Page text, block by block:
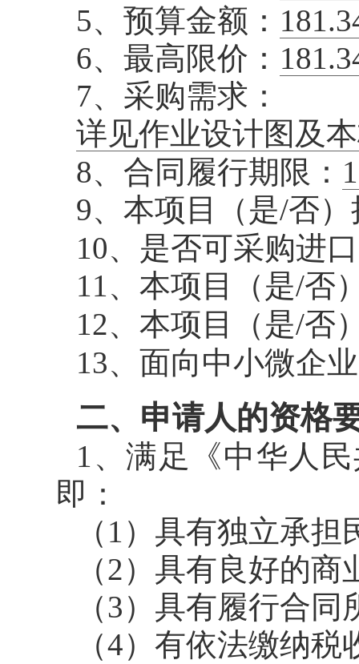
5、预算金额：
6、最高限价：
7、采购需求：
详见作业设计图及
8、合同履行期限：
9、本项目（是/否
10、是否可采购进
11、本项目（是/否
12、本项目（是/否
13、面向中小微企
二、申请人的资格
1、满足《中华人
即：
（1）具有独立承
（2）具有良好的
（3）具有履行合
（4）有依法缴纳